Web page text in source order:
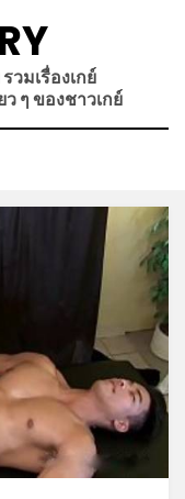
วมเรื่องเกย์
ๆ ของชาวเกย์